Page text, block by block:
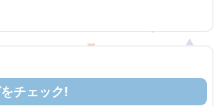
チェック!